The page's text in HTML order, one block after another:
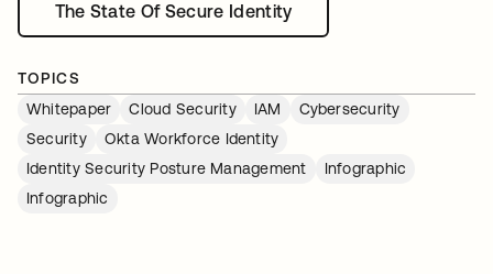
The State Of Secure Identitys’ouvre dans un nouvel onglet
TOPICS
Whitepaper
Cloud Security IAM
Cybersecurity
Security
Okta Workforce Identity
Identity Security Posture Management
Infographic
Infographic